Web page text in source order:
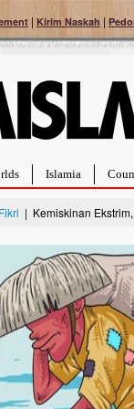
| Kirim Naskah |
Islamia
| Kemiskinan
Bantu Naura, Balita
Tumor Pembuluh
Hidup Naura Salsabila
rintangan yang sangat
berusia sepuluh bulan,
menghadapi penyakit
pembuluh darah